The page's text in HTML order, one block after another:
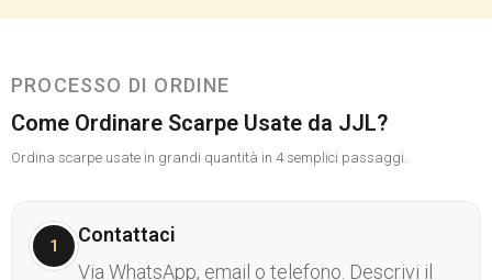
PROCESSO DI ORDINE
Come Ordinare Scarpe Usate da JJL?
Ordina scarpe usate in grandi quantità in 4 semplici passaggi.
1
Contattaci
Via WhatsApp, email o telefono. Descrivi il